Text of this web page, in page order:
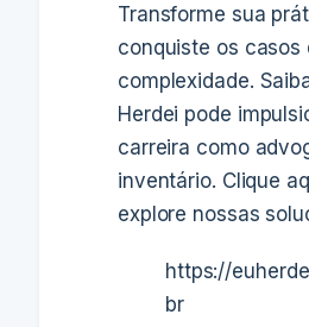
Transforme sua
conquiste os casos
complexidade.
Herdei pode
carreira como
inventário. Clique
explore nossas
https://
br